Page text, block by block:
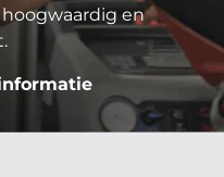
hoogwaardig en